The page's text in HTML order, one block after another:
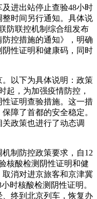
及进出站停止查验48小时
时间另行通知。具体说
防联控机制综合组发布
防控措施的通知》，明确
性证明和健康码，同时
以下为具体说明：政策
起，为加强疫情防控，
证明查验措施。这一措
障了首都的安全稳定。
政策也进行了动态调
制防控政策要求，自12
核酸检测阴性证明和健
消对进京旅客和京津冀
时核酸检测阴性证明。
终到北京列车，恢复办